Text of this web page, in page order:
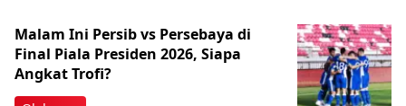
Malam Ini Persib vs Persebaya di
Final Piala Presiden 2026, Siapa
Angkat Trofi?